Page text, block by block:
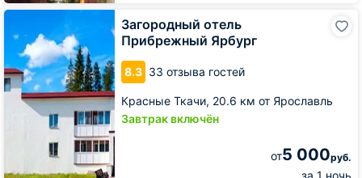
Загородный отель
Прибрежный Ярбург
8.3 33 отзыва гостей
Красные Ткачи, 20.6 км от Ярославль
Завтрак включён
от5 000руб.
за 1 ночь
Загородный
Прибрежный
Ярбург